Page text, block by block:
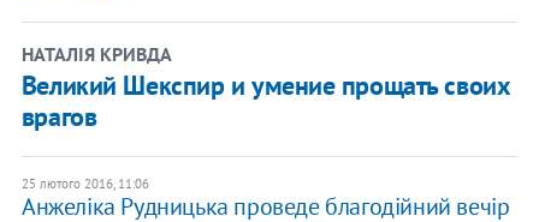
НАТАЛІЯ КРИВДА
Великий Шекспир и умение прощать своих
врагов
25 лютого 2016, 11:06
Анжеліка Рудницька проведе благодійний вечір